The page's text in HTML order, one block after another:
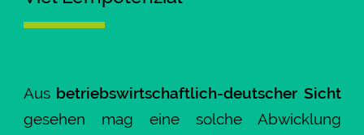
Aus betriebswirtschaftlich-deutscher Sicht
gesehen mag eine solche Abwicklung